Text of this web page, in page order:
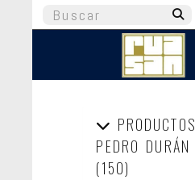
PRODUCTOS
PEDRO DURÁN
(150)